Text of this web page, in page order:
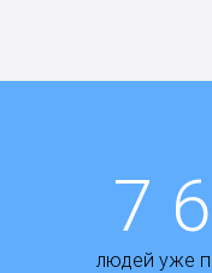
7
людей уже